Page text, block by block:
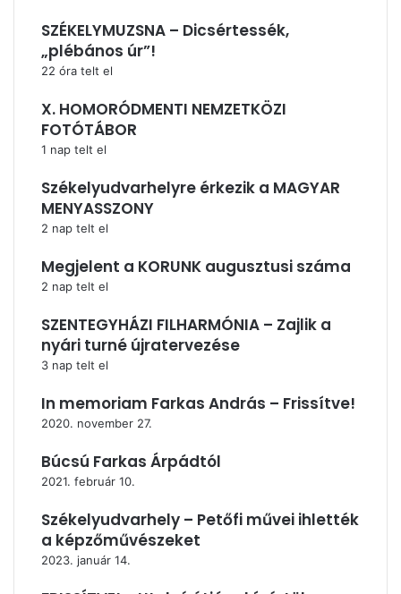
SZÉKELYMUZSNA – Dicsértessék,
„plébános úr”!
22 óra telt el
X. HOMORÓDMENTI NEMZETKÖZI
FOTÓTÁBOR
1 nap telt el
Székelyudvarhelyre érkezik a MAGYAR
MENYASSZONY
2 nap telt el
Megjelent a KORUNK augusztusi száma
2 nap telt el
SZENTEGYHÁZI FILHARMÓNIA – Zajlik a
nyári turné újratervezése
3 nap telt el
In memoriam Farkas András – Frissítve!
2020. november 27.
Búcsú Farkas Árpádtól
2021. február 10.
Székelyudvarhely – Petőfi művei ihlették
a képzőművészeket
2023. január 14.